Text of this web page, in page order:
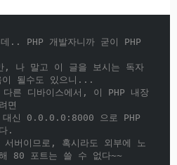
.. PHP 개발자니까 굳이 PHP
, 나 말고 이 글을 보시는 독자
이 될수도 있으니...
른 디바이스에서, 이 PHP 내장
면
0.0.0.0:8000 으로 PHP
.
버이므로, 혹시라도 외부에 노
80 포트는 쓸 수 없다~~